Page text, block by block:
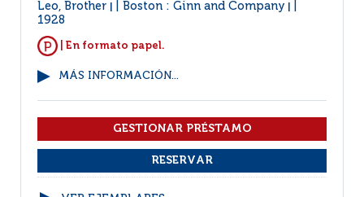
Leo, Brother Boston : Ginn and Company
1928
| En formato papel.
MÁS INFORMACIÓN...